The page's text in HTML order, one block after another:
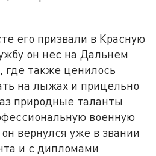
его призвали в Красную
он нес на Дальнем
где также ценилось
на лыжах и прицельно
природные таланты
военную
вернулся уже в звании
и с дипломами